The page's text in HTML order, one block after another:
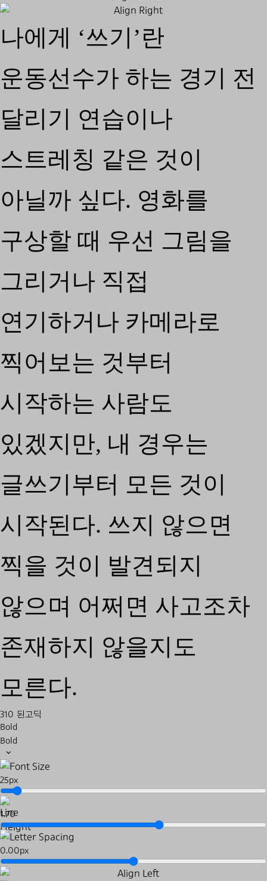
나에게 ‘쓰기’란
운동선수가 하는 경기 전
달리기 연습이나
스트레칭 같은 것이
아닐까 싶다. 영화를
구상할 때 우선 그림을
그리거나 직접
연기하거나 카메라로
찍어보는 것부터
시작하는 사람도
있겠지만, 내 경우는
글쓰기부터 모든 것이
시작된다. 쓰지 않으면
찍을 것이 발견되지
않으며 어쩌면 사고조차
존재하지 않을지도
모른다.
310 된고딕
Bold
Bold
25px
1.70
0.00px